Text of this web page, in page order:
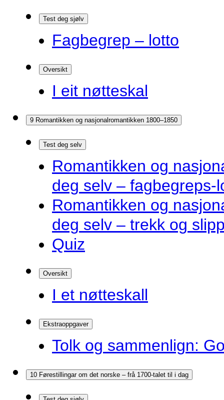
Test deg sjølv
Fagbegrep – lotto
Oversikt
I eit nøtteskal
9 Romantikken og nasjonalromantikken 1800–1850
Test deg selv
Romantikken og
deg selv – fagbegreps-
Romantikken og
deg selv – trekk og
Quiz
Oversikt
I et nøtteskall
Ekstraoppgaver
Tolk og sammenlign:
10 Førestillingar om det norske – frå 1700-talet til i dag